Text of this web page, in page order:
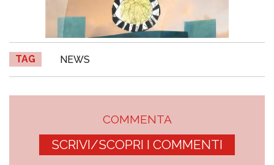
TAG NEWS
COMMENTA
SCRIVI/SCOPRI I COMMENTI